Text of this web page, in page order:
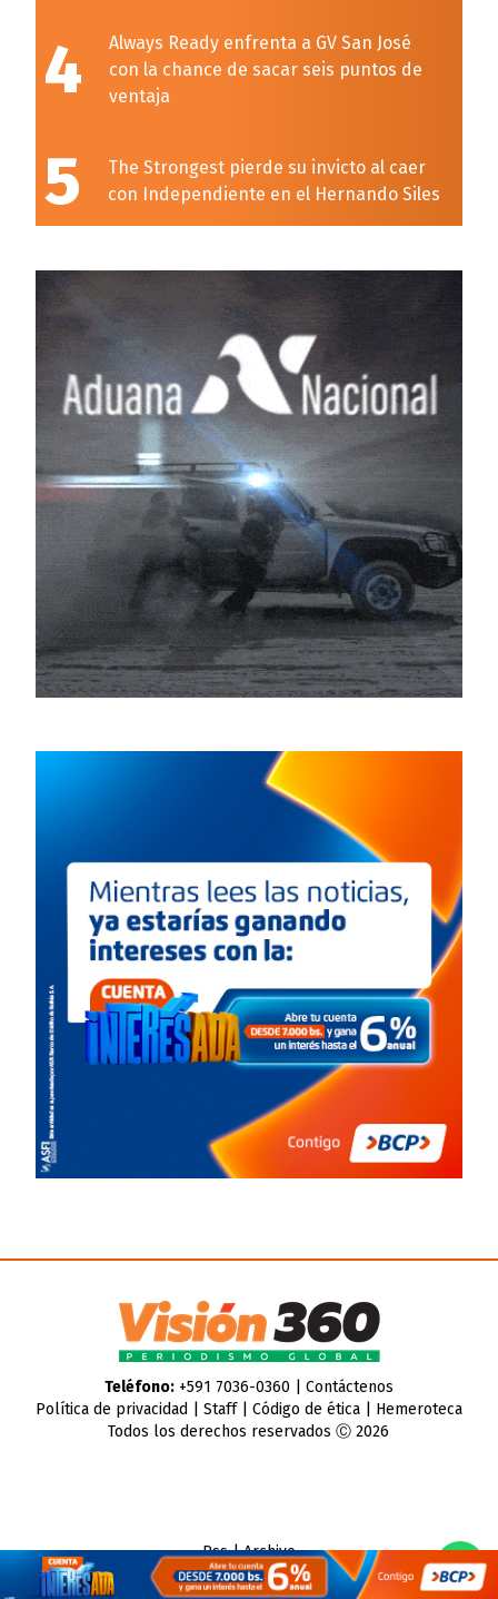
4
Always Ready enfrenta a GV San José
con la chance de sacar seis puntos de
ventaja
5
The Strongest pierde su invicto al caer
con Independiente en el Hernando Siles
Teléfono:+591 7036-0360 | Contáctenos
Política de privacidad
Staff| Código de ética| Hemeroteca
Todos los derechos reservados Ⓒ 2026
Rss|Archivo
CMS para mediosbyTroop